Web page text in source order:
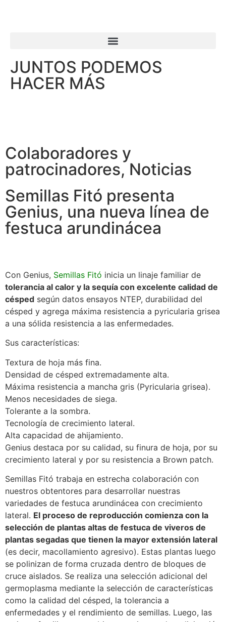
JUNTOS PODEMOS
HACER MÁS
Colaboradores y
patrocinadores, Noticias
Semillas Fitó presenta
Genius, una nueva línea de
festuca arundinácea
Con Genius, Semillas Fitó inicia un linaje familiar de
tolerancia al calor y la sequía con excelente calidad de
césped según datos ensayos NTEP, durabilidad del
césped y agrega máxima resistencia a pyricularia grisea
a una sólida resistencia a las enfermedades.
Sus características:
Textura de hoja más fina.
Densidad de césped extremadamente alta.
Máxima resistencia a mancha gris (Pyricularia grisea).
Menos necesidades de siega.
Tolerante a la sombra.
Tecnología de crecimiento lateral.
Alta capacidad de ahijamiento.
Genius destaca por su calidad, su finura de hoja, por su
crecimiento lateral y por su resistencia a Brown patch.
Semillas Fitó trabaja en estrecha colaboración con
nuestros obtentores para desarrollar nuestras
variedades de festuca arundinácea con crecimiento
lateral. El proceso de reproducción comienza con la
selección de plantas altas de festuca de viveros de
plantas segadas que tienen la mayor extensión lateral
(es decir, macollamiento agresivo). Estas plantas luego
se polinizan de forma cruzada dentro de bloques de
cruce aislados. Se realiza una selección adicional del
germoplasma mediante la selección de características
como la calidad del césped, la tolerancia a
enfermedades y el rendimiento de semillas. Luego, las